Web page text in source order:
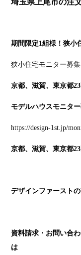
期間限定1組様！狭小
狭小住宅モニター募集
京都、滋賀、東京都
モデルハウスモニター
https://design-1st.jp/
京都、滋賀、東京都
デザインファース
資料請求・お問い合